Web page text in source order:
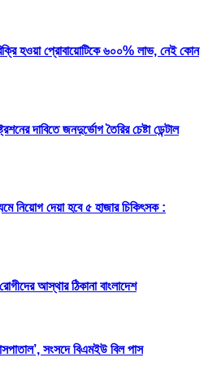
হওয়া প্রোবায়োটিকে ৬০০% লাভ, নেই কোন
দাবিতে জনদুর্ভোগ তৈরির চেষ্টা ডেন্টাল
নিয়োগ দেয়া হবে ৫ হাজার চিকিৎসক :
আস্থার ঠিকানা বাংলাদেশ
সংসদে বিএমইউ বিল পাস